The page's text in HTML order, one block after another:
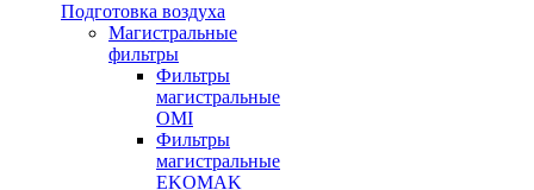
Подготовка воздуха
Магистральные
фильтры
Фильтры
магистральные
OMI
Фильтры
магистральные
EKOMAK